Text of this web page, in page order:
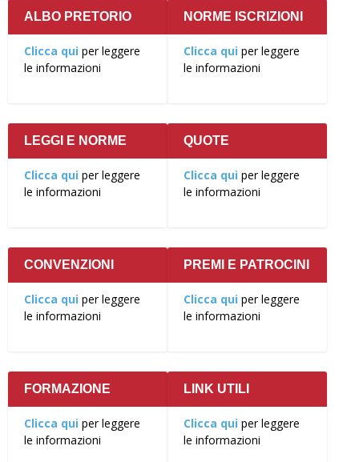
ALBO PRETORIO
Clicca qui per leggere
le informazioni
NORME ISCRIZIONI
Clicca qui per leggere
le informazioni
LEGGI E NORME
Clicca qui per leggere
le informazioni
QUOTE
Clicca qui per leggere
le informazioni
CONVENZIONI
Clicca qui per leggere
le informazioni
PREMI E PATROCINI
Clicca qui per leggere
le informazioni
FORMAZIONE
Clicca qui per leggere
le informazioni
LINK UTILI
Clicca qui per leggere
le informazioni